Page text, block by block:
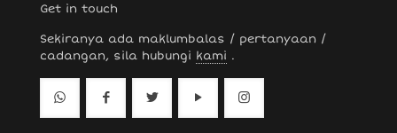
Get in touch
Sekiranya ada maklumbalas / pertanyaan /
cadangan, sila hubungi kami .